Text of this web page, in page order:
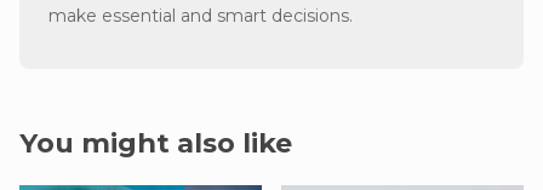
make essential and smart decisions.
You might also like